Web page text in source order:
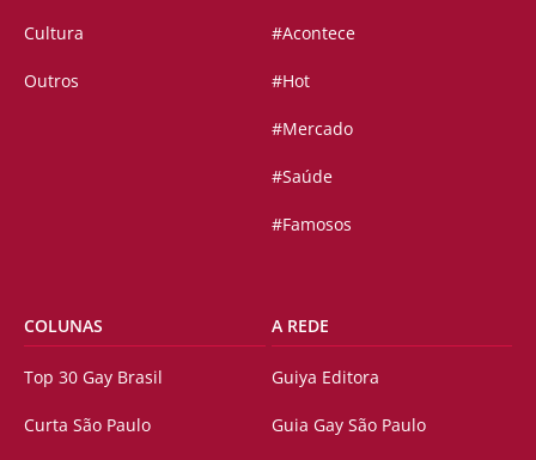
Cultura
Outros
#Acontece
#Hot
#Mercado
#Saúde
#Famosos
COLUNAS
Top 30 Gay Brasil
Curta São Paulo
A REDE
Guiya Editora
Guia Gay São Paulo